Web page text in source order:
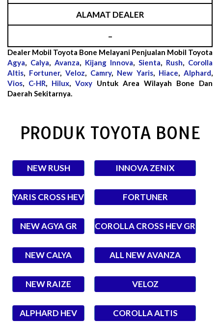
ALAMAT DEALER
–
Dealer Mobil Toyota Bone Melayani Penjualan Mobil Toyota
Agya, Calya, Avanza, Kijang Innova,Sienta, Rush, Corolla
Altis, Fortuner, Veloz, Camry, New Yaris, Hiace, Alphard,
Vios, C-HR, Hilux, Voxy Untuk Area Wilayah Bone Dan
Daerah Sekitarnya.
PRODUK TOYOTA BONE
NEW RUSH INNOVA ZENIX
YARIS CROSS HEV FORTUNER
NEW AGYA GR COROLLA CROSS HEV GR
NEW CALYA ALL NEW AVANZA
NEW RAIZE VELOZ
ALPHARD HEV COROLLA ALTIS